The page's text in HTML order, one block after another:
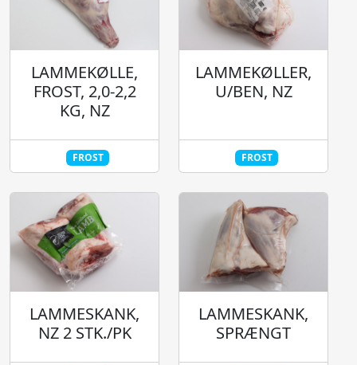
LAMMEKØLLE,
FROST, 2,0-2,2
KG, NZ
FROST
LAMMEKØLLER,
U/BEN, NZ
FROST
LAMMESKANK,
NZ 2 STK./PK
LAMMESKANK,
SPRÆNGT